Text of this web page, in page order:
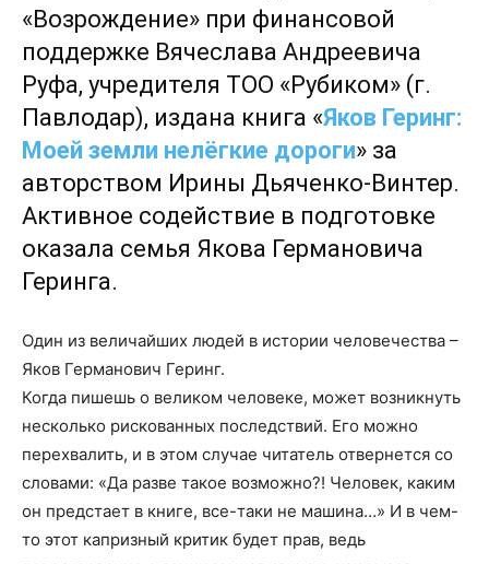
«Возрождение» при финансовой
поддержке Вячеслава Андреевича
Руфа, учредителя ТОО «Рубиком» (г.
Павлодар), издана книга «Яков Геринг:
Моей земли нелёгкие дороги» за
авторством Ирины Дьяченко-Винтер.
Активное содействие в подготовке
оказала семья Якова Германовича
Геринга.
Один из величайших людей в истории человечества –
Яков Германович Геринг.
Когда пишешь о великом человеке, может возникнуть
несколько рискованных последствий. Его можно
перехвалить, и в этом случае читатель отвернется со
словами: «Да разве такое возможно?! Человек, каким
он предстает в книге, все-таки не машина…» И в чем-
то этот капризный критик будет прав, ведь